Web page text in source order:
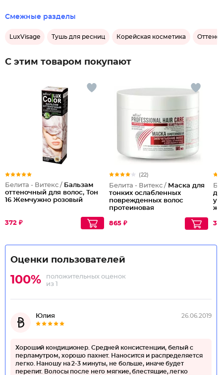
Смежные разделы
LuxVisage Тушь для ресниц Корейская косметика
С этим товаром покупают
Белита - Витекс / Бальзам
оттеночный для волос, Тон
16 Жемчужно розовый
372 ₽
(22)
Белита - Витекс / Маска для
тонких ослабленных
поврежденных волос
протеиновая
Sealing Protein Mask for Thin
Limp and Damaged Hair
865 ₽
Оценки пользователей
100%
положительных оценок
из 1
Юлия 26.06.2019
Хороший кондиционер. Средней консистенции, белый с
перламутром, хорошо пахнет. Наносится и распределяется
легко. Наношу на 2-3 минуты, не больше, иначе будет
перепит. Волосы после него мягкие, блестящие, легко